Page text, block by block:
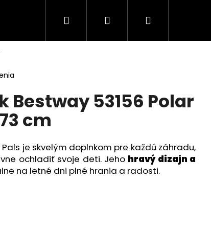
Elektronika Zdravotné
Hľadať PrihlásenieNákupný
Bestway 53156 Polar
cm
je skvelým doplnkom pre každú záhradu,
ochladiť svoje deti. Jeho hravý dizajn a
na letné dni plné hrania a radosti.